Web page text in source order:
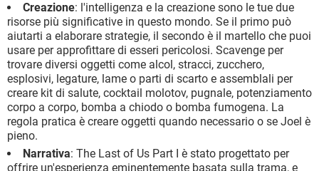
Creazione: l'intelligenza e la creazione sono le tue due
risorse più significative in questo mondo. Se il primo può
aiutarti a elaborare strategie, il secondo è il martello che puoi
usare per approfittare di esseri pericolosi. Scavenge per
trovare diversi oggetti come alcol, stracci, zucchero,
esplosivi, legature, lame o parti di scarto e assemblali per
creare kit di salute, cocktail molotov, pugnale, potenziamento
corpo a corpo, bomba a chiodo o bomba fumogena. La
regola pratica è creare oggetti quando necessario o se Joel è
pieno.
Narrativa: The Last of Us Part I è stato progettato per
offrire un'esperienza eminentemente basata sulla trama, e